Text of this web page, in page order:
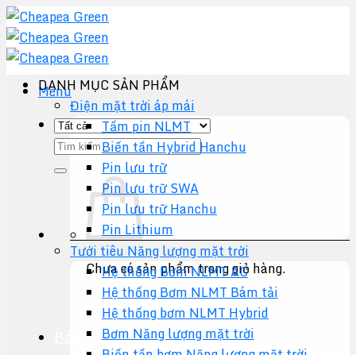
Chuyển
đến
nội
dung
Menu
Tìm
kiếm:
Chưa có sản phẩm trong giỏ hàng.
Quay trở lại cửa hàng
Báo giá +
DANH MỤC SẢN PHẨM
Điện mặt trời áp mái
Tấm pin NLMT
Biến tần Hybrid Hanchu
Pin lưu trữ
Pin lưu trữ SWA
Pin lưu trữ Hanchu
Pin Lithium
Tưới tiêu Năng lượng mặt trời
Hệ thống Bơm NLMT AC
Hệ thống Bơm NLMT Bám tải
Hệ thống bơm NLMT Hybrid
Bơm Năng lượng mặt trời